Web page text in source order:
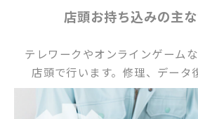
店頭お持ち込みの主
テレワークやオンラインゲーム
店頭で行います。修理、データ